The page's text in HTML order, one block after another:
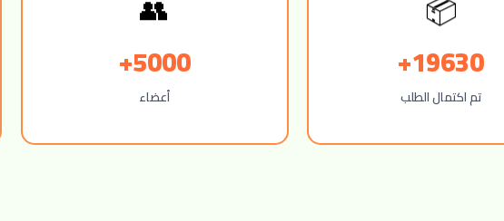
📦
19630+
تم اكتمال الطلب
👥
5000+
أعضاء